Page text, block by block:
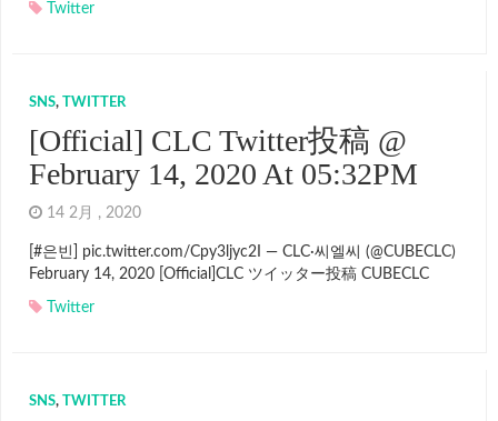
Twitter
SNS, TWITTER
[Official] CLC Twitter投稿 @
February 14, 2020 At 05:32PM
14 2月 , 2020
[#은빈] pic.twitter.com/Cpy3ljyc2I — CLC·씨엘씨 (@CUBECLC)
February 14, 2020 [Official]CLC ツイッター投稿 CUBECLC
Twitter
SNS, TWITTER